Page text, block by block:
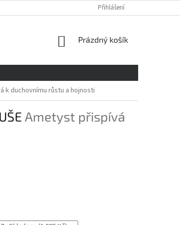
VŠE O NÁKUPU
Přihlášení
NÁKUPNÍ
Prázdný košík
k duchovnímu růstu a hojnosti
Ametyst přispívá